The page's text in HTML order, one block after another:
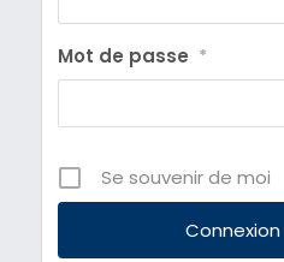
Mot de passe *
Se souvenir de moi